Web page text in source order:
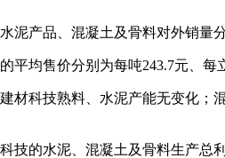
品、混凝土及骨料对外销量分
售价分别为每吨243.7元、每立
科技熟料、水泥产能无变化；
水泥、混凝土及骨料生产总利